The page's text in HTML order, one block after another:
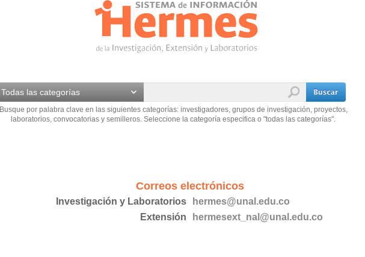
Todas las categorías
Busque por palabra clave en las siguientes categorías: investigadores, grupos de investigación, proyectos,
laboratorios, convocatorias y semilleros. Seleccione la categoría especifica o "todas las categorías".
Correos electrónicos
Investigación y Laboratorios
hermes@unal.edu.co
Extensión
hermesext_nal@unal.edu.co